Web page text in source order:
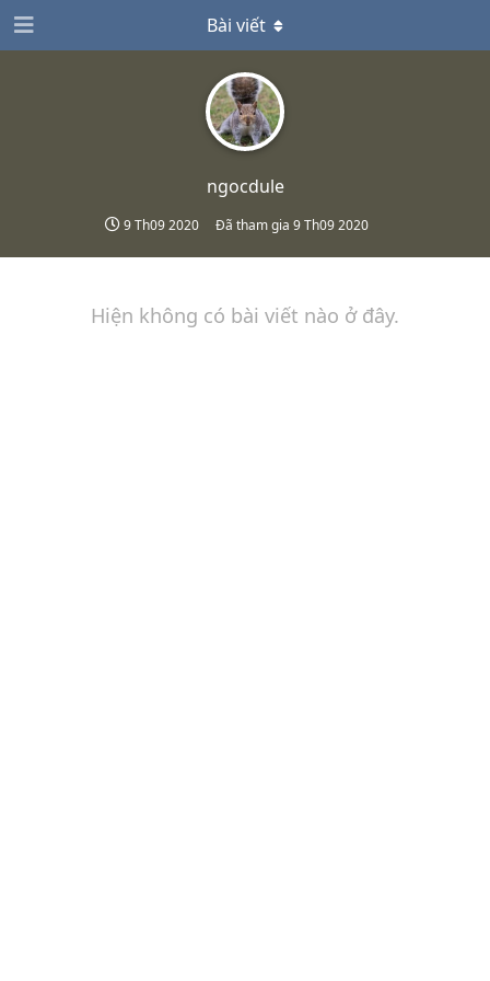
ngocdule
9 Th09 2020 Đã tham gia 9 Th09 2020
Bài viết
Hiện không có bài viết nào ở đây.